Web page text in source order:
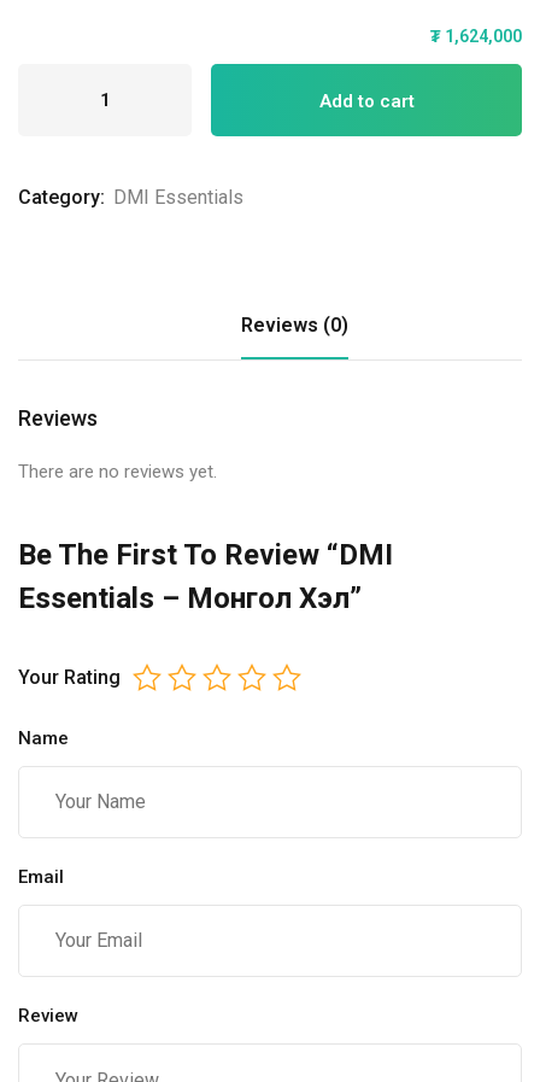
₮ 1,624,000
Add to cart
Category: DMI Essentials
Reviews (0)
Reviews
There are no reviews yet.
Be The First To Review “DMI
Essentials – Монгол Хэл”
Your Rating
Name
Email
Review